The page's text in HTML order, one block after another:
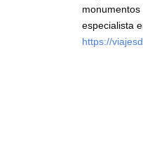
especialista
https://